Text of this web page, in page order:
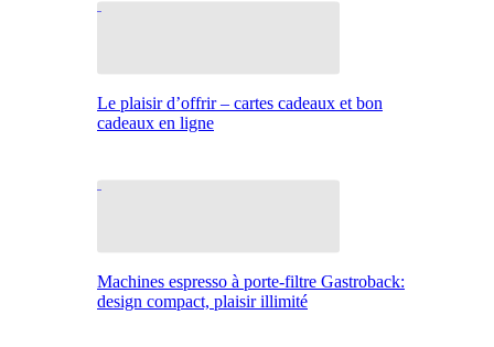
Le plaisir d’offrir – cartes cadeaux et bon
cadeaux en ligne
Machines espresso à porte-filtre Gastroback:
design compact, plaisir illimité